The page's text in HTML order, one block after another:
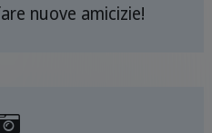
nuove amicizie!